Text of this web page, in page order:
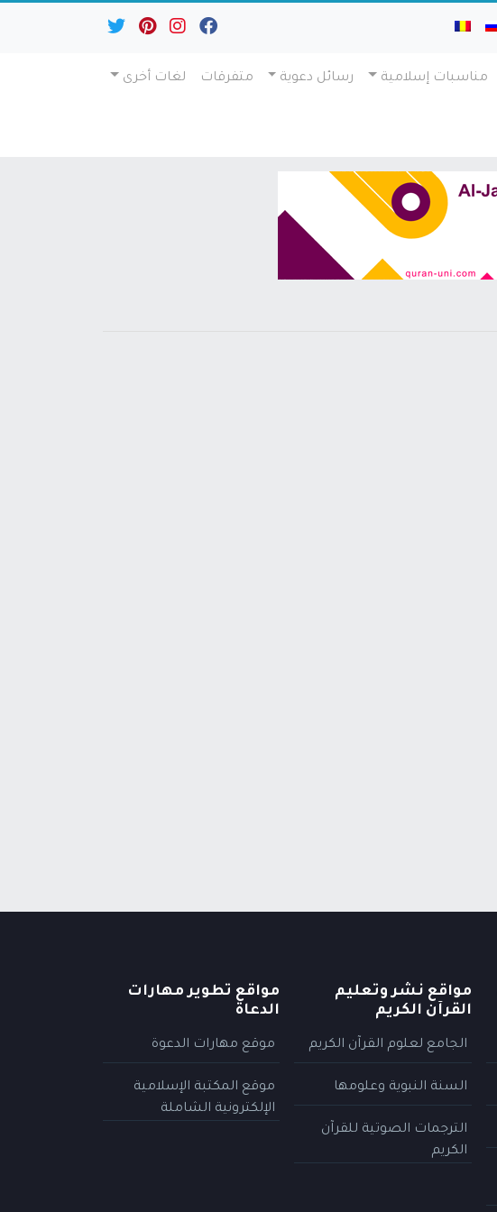
مناسبات إسلامية رسائل دعوية متفرقات لغات أخرى
مواقع نشر وتعليم
القرآن الكريم
الجامع لعلوم القرآن الكريم
السنة النبوية وعلومها
الترجمات الصوتية للقرآن
الكريم
مواقع تطوير مهارات
الدعاة
موقع مهارات الدعوة
موقع المكتبة الإسلامية
الإلكترونية الشاملة